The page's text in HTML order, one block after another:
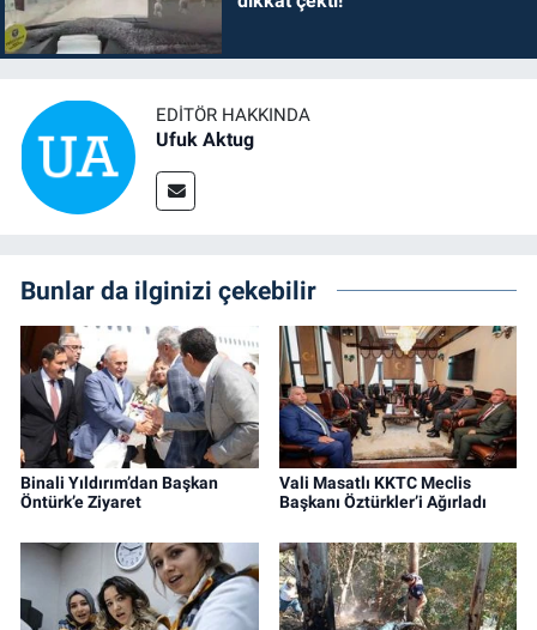
EDITÖR HAKKINDA
Ufuk Aktug
Bunlar da ilginizi çekebilir
Binali Yıldırım’dan Başkan
Öntürk’e Ziyaret
Vali Masatlı KKTC Meclis
Başkanı Öztürkler’i Ağırladı